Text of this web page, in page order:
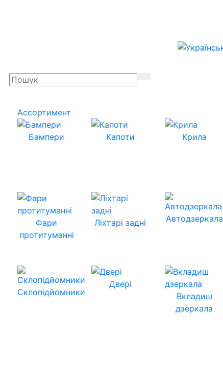
Ассортимент
Бампери Капоти
Крила
Фари
протитуманні
Ліхтарі задні Автодзеркала
Склопідйомники
Двері
Вкладиш
дзеркала